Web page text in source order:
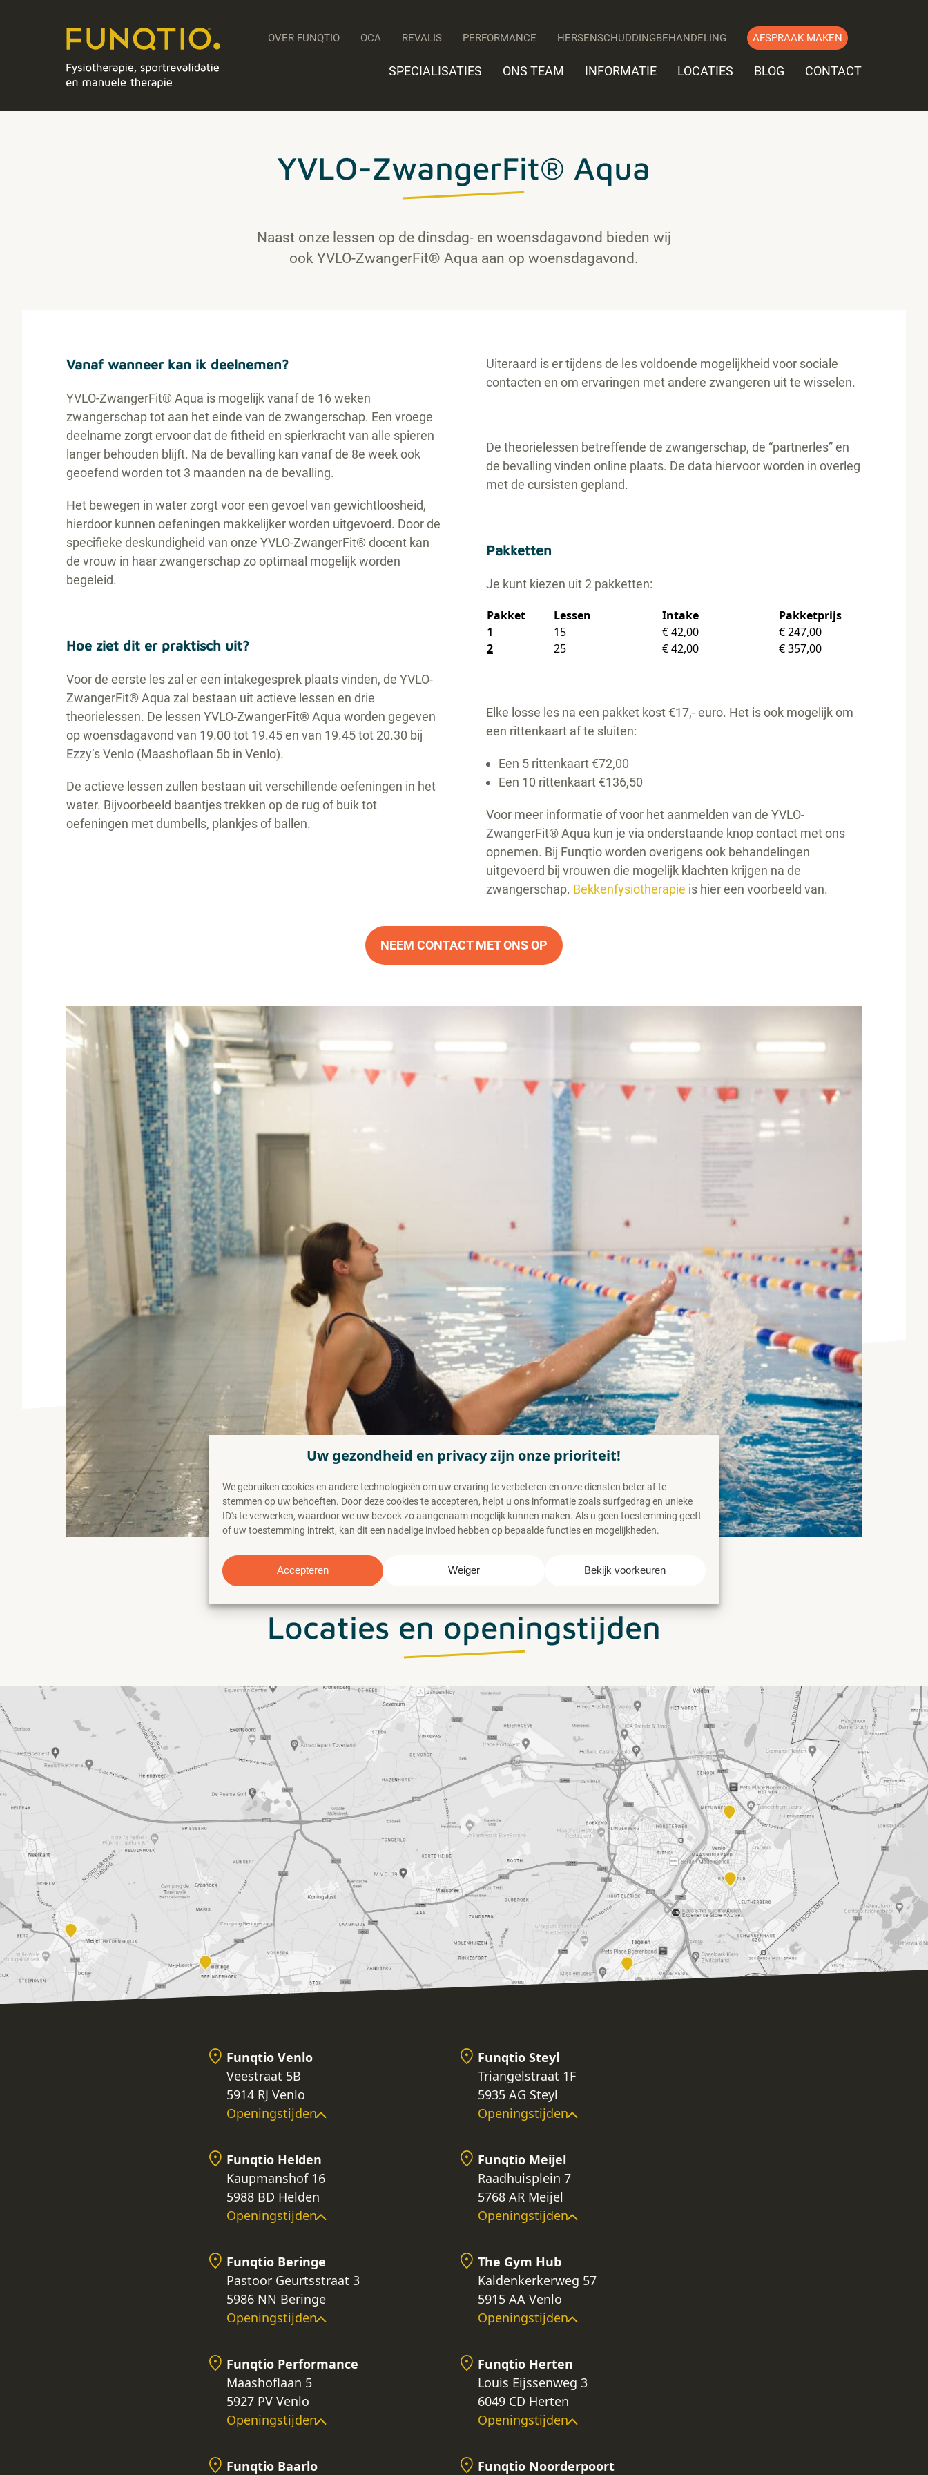
Uw gezondheid en privacy zijn onze prioriteit!
We gebruiken cookies en andere technologieën om uw ervaring te verbeteren en onze diensten beter af te
stemmen op uw behoeften. Door deze cookies te accepteren, helpt u ons informatie zoals surfgedrag en unieke
ID's te verwerken, waardoor we uw bezoek zo aangenaam mogelijk kunnen maken. Als u geen toestemming geeft
of uw toestemming intrekt, kan dit een nadelige invloed hebben op bepaalde functies en mogelijkheden.
Accepteren Weiger Bekijk voorkeuren
OVER FUNQTIO OCA REVALIS PERFORMANCE HERSENSCHUDDINGBEHANDELING AFSPRAAK MAKEN
SPECIALISATIES ONS TEAM INFORMATIE LOCATIES BLOG CONTACT
YVLO-ZwangerFit® Aqua
Naast onze lessen op de dinsdag- en woensdagavond bieden wij
ook YVLO-ZwangerFit® Aqua aan op woensdagavond.
Vanaf wanneer kan ik deelnemen?
YVLO-ZwangerFit® Aqua is mogelijk vanaf de 16 weken
zwangerschap tot aan het einde van de zwangerschap. Een vroege
deelname zorgt ervoor dat de fitheid en spierkracht van alle spieren
langer behouden blijft. Na de bevalling kan vanaf de 8e week ook
geoefend worden tot 3 maanden na de bevalling.
Het bewegen in water zorgt voor een gevoel van gewichtloosheid,
hierdoor kunnen oefeningen makkelijker worden uitgevoerd. Door de
specifieke deskundigheid van onze YVLO-ZwangerFit® docent kan
de vrouw in haar zwangerschap zo optimaal mogelijk worden
begeleid.
Hoe ziet dit er praktisch uit?
Voor de eerste les zal er een intakegesprek plaats vinden, de YVLO-
ZwangerFit® Aqua zal bestaan uit actieve lessen en drie
theorielessen. De lessen YVLO-ZwangerFit® Aqua worden gegeven
op woensdagavond van 19.00 tot 19.45 en van 19.45 tot 20.30 bij
Ezzy’s Venlo (Maashoflaan 5b in Venlo).
De actieve lessen zullen bestaan uit verschillende oefeningen in het
water. Bijvoorbeeld baantjes trekken op de rug of buik tot
oefeningen met dumbells, plankjes of ballen.
Uiteraard is er tijdens de les voldoende mogelijkheid voor sociale
contacten en om ervaringen met andere zwangeren uit te wisselen.
De theorielessen betreffende de zwangerschap, de “partnerles” en
de bevalling vinden online plaats. De data hiervoor worden in overleg
met de cursisten gepland.
Pakketten
Je kunt kiezen uit 2 pakketten:
Pakket Lessen Intake
Pakketprijs
1
15 € 42,00
€ 247,00
2
25 € 42,00 € 357,00
Elke losse les na een pakket kost €17,- euro. Het is ook mogelijk om
een rittenkaart af te sluiten:
Een 5 rittenkaart €72,00
Een 10 rittenkaart €136,50
Voor meer informatie of voor het aanmelden van de YVLO-
ZwangerFit® Aqua kun je via onderstaande knop contact met ons
opnemen. Bij Funqtio worden overigens ook behandelingen
uitgevoerd bij vrouwen die mogelijk klachten krijgen na de
zwangerschap. Bekkenfysiotherapie is hier een voorbeeld van.
NEEM CONTACT MET ONS OP
Locaties en openingstijden
Funqtio Venlo
Veestraat 5B
5914 RJ Venlo
Openingstijden
Funqtio Steyl
Triangelstraat 1F
5935 AG Steyl
Openingstijden
Funqtio Helden
Kaupmanshof 16
5988 BD Helden
Openingstijden
Funqtio Meijel
Raadhuisplein 7
5768 AR Meijel
Openingstijden
Funqtio Beringe
Pastoor Geurtsstraat 3
5986 NN Beringe
Openingstijden
The Gym Hub
Kaldenkerkerweg 57
5915 AA Venlo
Openingstijden
Funqtio Performance
Maashoflaan 5
5927 PV Venlo
Openingstijden
Funqtio Herten
Louis Eijssenweg 3
6049 CD Herten
Openingstijden
Funqtio Baarlo Funqtio Noorderpoort